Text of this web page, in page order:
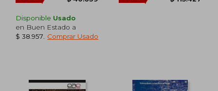
Disponible Usado
en Buen Estado a
$ 38.957
Comprar Usado